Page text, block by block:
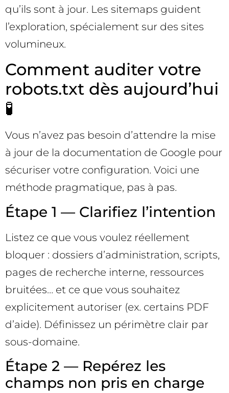
qu’ils sont à jour. Les sitemaps guident
l’exploration, spécialement sur des sites
volumineux.
Comment auditer votre
robots.txt dès aujourd’hui
🧪
Vous n’avez pas besoin d’attendre la mise
à jour de la documentation de Google pour
sécuriser votre configuration. Voici une
méthode pragmatique, pas à pas.
Étape 1 — Clarifiez l’intention
Listez ce que vous voulez réellement
bloquer : dossiers d’administration, scripts,
pages de recherche interne, ressources
bruitées… et ce que vous souhaitez
explicitement autoriser (ex. certains PDF
d’aide). Définissez un périmètre clair par
sous-domaine.
Étape 2 — Repérez les
champs non pris en charge